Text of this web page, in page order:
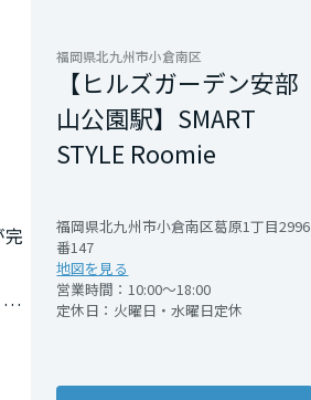
完
福岡県北九州市小倉南区
【ヒルズガーデン安部
山公園駅】SMART
STYLE Roomie
福岡県北九州市小倉南区葛原1丁目2996
番147
地図を見る
営業時間：10:00～18:00
定休日：火曜日・水曜日定休